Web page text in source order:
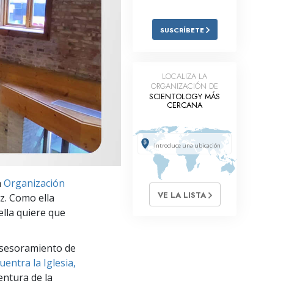
Respuestas a las Drogas
Los Niños
Herramientas para el Entorno Laboral
La Ética y las
La Causa de la Supresión
Investigaciones
Los Fundamentos de la Organización
Los Fundamentos de las Relaciones
Organización
Como ella
quiere que
de
la Iglesia,
de la
SUSCRÍBETE
LOCALIZA LA
ORGANIZACIÓN DE
SCIENTOLOGY MÁS
CERCANA
VE LA LISTA